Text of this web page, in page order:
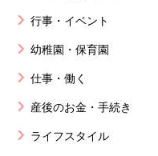
行事・イベント
幼稚園・保育園
仕事・働く
産後のお金・手続き
ライフスタイル